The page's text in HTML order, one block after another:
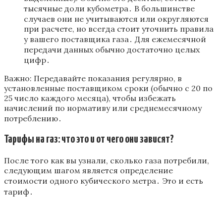
тысячные доли кубометра․ В большинстве
случаев они не учитываются или округляются
при расчете‚ но всегда стоит уточнить правила
у вашего поставщика газа․ Для ежемесячной
передачи данных обычно достаточно целых
цифр․
Важно: Передавайте показания регулярно‚ в
установленные поставщиком сроки (обычно с 20 по
25 число каждого месяца)‚ чтобы избежать
начислений по нормативу или среднемесячному
потреблению․
Тарифы на газ: что это и от чего они зависят?
После того как вы узнали‚ сколько газа потребили‚
следующим шагом является определение
стоимости одного кубического метра․ Это и есть
тариф․